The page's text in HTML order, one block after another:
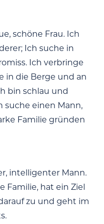
schöne Frau. Ich
Ich suche in
Ich verbringe
in die Berge und an
bin schlau und
suche einen Mann,
Familie gründen
intelligenter Mann.
Familie, hat ein Ziel
zu und geht im